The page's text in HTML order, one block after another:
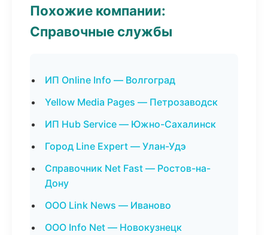
Похожие компании:
Справочные службы
ИП Online Info — Волгоград
Yellow Media Pages — Петрозаводск
ИП Hub Service — Южно-Сахалинск
Город Line Expert — Улан-Удэ
Справочник Net Fast — Ростов-на-
Дону
ООО Link News — Иваново
ООО Info Net — Новокузнецк